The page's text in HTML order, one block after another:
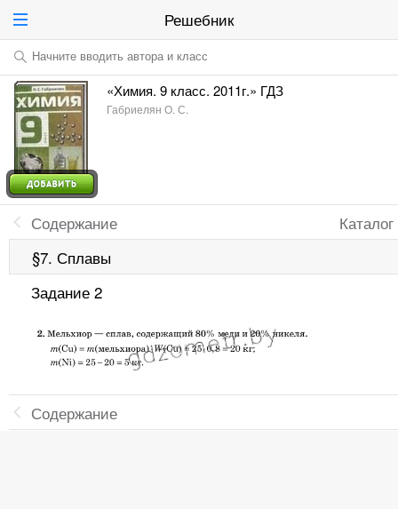
Решебник
Начните вводить автора и класс
«Химия. 9 класс. 2011г.» ГДЗ
Габриелян О. С.
Каталог
Содержание
§7. Сплавы
Задание 2
Содержание